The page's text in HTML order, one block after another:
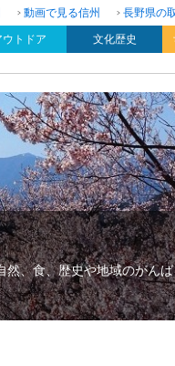
動画で見る信州 長野県の
ウトドア 文化歴史
、食、歴史や地域のがん